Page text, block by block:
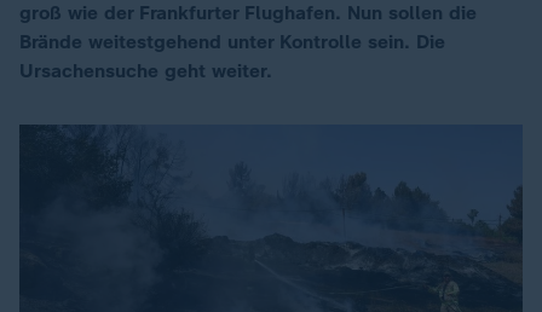
groß wie der Frankfurter Flughafen. Nun sollen die
Brände weitestgehend unter Kontrolle sein. Die
Ursachensuche geht weiter.